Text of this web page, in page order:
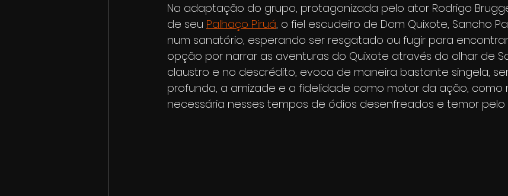
Na adaptação do grupo, protagonizada pelo ator Rodrigo
de seu Palhaço Piruá, o fiel escudeiro de Dom Quixote, Sancho
num sanatório, esperando ser resgatado ou fugir para encontrar
opção por narrar as aventuras do Quixote através do olhar de
claustro e no descrédito, evoca de maneira bastante singela,
profunda, a amizade e a fidelidade como motor da ação, como
necessária nesses tempos de ódios desenfreados e temor pelo